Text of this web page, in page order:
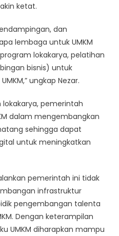
ketat.
dan
lembaga untuk UMKM
lokakarya, pelatihan
bisnis) untuk
ungkap Nezar.
lokakarya, pemerintah
dalam mengembangkan
sehingga dapat
untuk meningkatkan
pemerintah ini tidak
infrastruktur
pengembangan talenta
Dengan keterampilan
UMKM diharapkan mampu